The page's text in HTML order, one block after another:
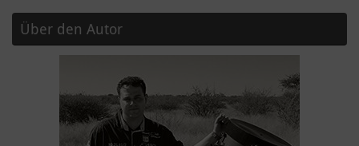
Über den Autor